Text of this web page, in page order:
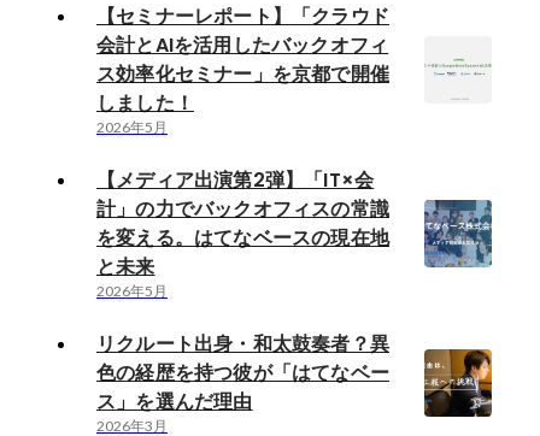
【セミナーレポート】「クラウド
会計とAIを活用したバックオフィ
ス効率化セミナー」を京都で開催
しました！
2026年5月
【メディア出演第2弾】「IT×会
計」の力でバックオフィスの常識
を変える。はてなベースの現在地
と未来
2026年5月
リクルート出身・和太鼓奏者？異
色の経歴を持つ彼が「はてなベー
ス」を選んだ理由
2026年3月